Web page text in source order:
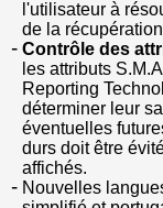
l'utilisateur à
de la
Contrôle des
les attributs
Reporting
déterminer leur
éventuelles
durs doit être
affichés.
Nouvelles